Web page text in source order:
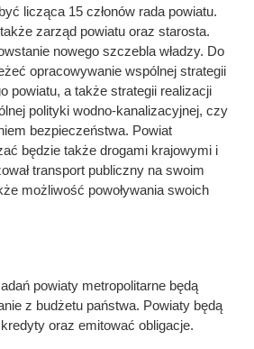
licząca 15 członów rada powiatu.
zarząd powiatu oraz starosta.
nowego szczebla władzy. Do
opracowywanie wspólnej strategii
powiatu, a także strategii realizacji
polityki wodno-kanalizacyjnej, czy
bezpieczeństwa. Powiat
będzie także drogami krajowymi i
transport publiczny na swoim
możliwość powoływania swoich
powiaty metropolitarne będą
z budżetu państwa. Powiaty będą
oraz emitować obligacje.